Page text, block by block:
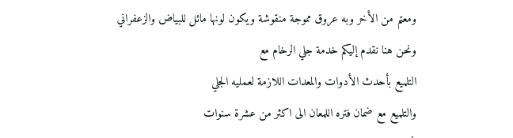
ومعتم من الأخر وبه عروق مموجة منقوشة ويكون لونها مائل للبياض والزعفراني
ونحن هنا نقدم إليكم خدمة جلي الرخام مع
التلميع بأحدث الأدوات والمعدات اللازمة لعمليه الجلي
والتلميع مع ضمان فتره اللمعان الى اكثر من عشرة سنوات